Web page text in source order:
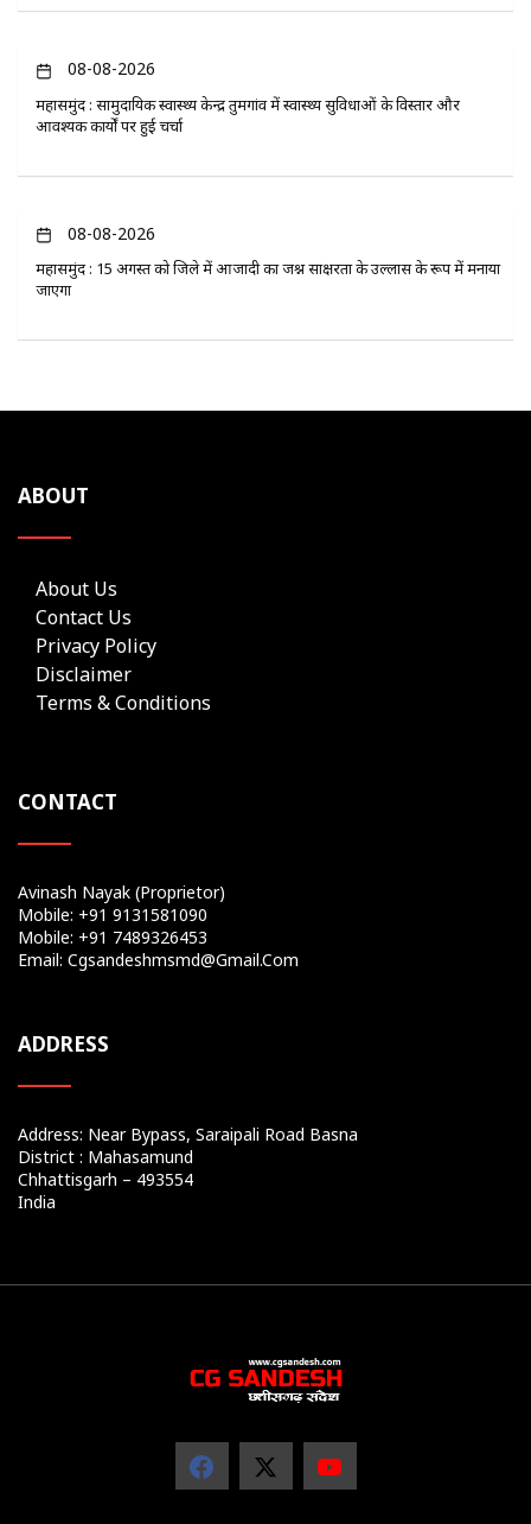
08-08-2026
महासमुंद : सामुदायिक स्वास्थ्य केन्द्र तुमगांव में स्वास्थ्य सुविधाओं के विस्तार और
आवश्यक कार्यों पर हुई चर्चा
08-08-2026
महासमुंद : 15 अगस्त को जिले में आजादी का जश्न साक्षरता के उल्लास के रूप में मनाया
जाएगा
ABOUT
About Us
Contact Us
Privacy Policy
Disclaimer
Terms & Conditions
CONTACT
Avinash Nayak (Proprietor)
Mobile: +91 9131581090
Mobile: +91 7489326453
Email: Cgsandeshmsmd@gmail.com
ADDRESS
Address: Near Bypass, Saraipali Road Basna
District : Mahasamund
Chhattisgarh – 493554
India